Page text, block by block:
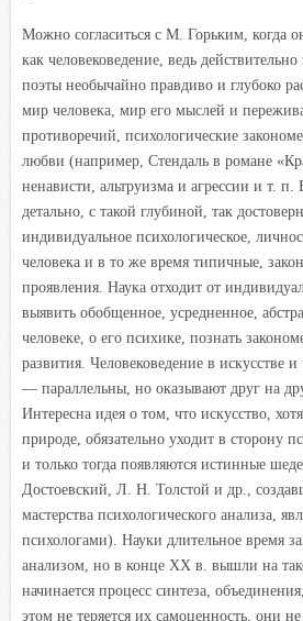
Можно согласиться с М. Горьким, когда
как человековедение, ведь
поэты необычайно правдиво и глубоко
мир человека, мир его мыслей и
противоречий, психологические
любви (например, Стендаль в романе
ненависти, альтруизма и агрессии и т. п.
детально, с такой глубиной, так
индивидуальное психологическое,
человека и в то же время типичные,
проявления. Наука отходит от
выявить обобщенное, усредненное,
человеке, о его психике, познать
развития. Человековедение в искусстве
— параллельны, но оказывают друг на
Интересна идея о том, что искусство,
природе, обязательно уходит в сторону
и только тогда появляются истинные
Достоевский, Л. Н. Толстой и др.,
мастерства психологического анализа,
психологами). Науки длительное время
анализом, но в конце XX в. вышли на
начинается процесс синтеза,
этом не теряется их самоценность, они